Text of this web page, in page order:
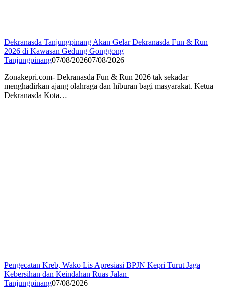
Dekranasda Tanjungpinang Akan Gelar Dekranasda Fun & Run
2026 di Kawasan Gedung Gonggong
Tanjungpinang07/08/202607/08/2026
Zonakepri.com- Dekranasda Fun & Run 2026 tak sekadar
menghadirkan ajang olahraga dan hiburan bagi masyarakat. Ketua
Dekranasda Kota…
Pengecatan Kreb, Wako Lis Apresiasi BPJN Kepri Turut Jaga
Kebersihan dan Keindahan Ruas Jalan
Tanjungpinang07/08/2026